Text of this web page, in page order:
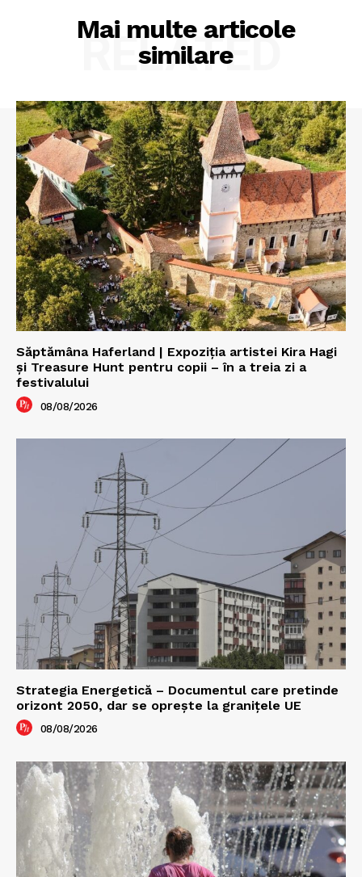
Mai multe articole
similare
RELATED
Săptămâna Haferland | Expoziţia artistei Kira Hagi
şi Treasure Hunt pentru copii – în a treia zi a
festivalului
08/08/2026
Strategia Energetică – Documentul care pretinde
orizont 2050, dar se oprește la granițele UE
08/08/2026